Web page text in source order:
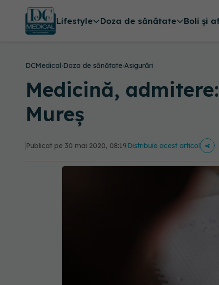
Lifestyle Doza de sănătate Boli și
DCMedical›Doza de sănătate›Asigurări
Medicină,
Mureș
Publicat pe 30 mai 2020, 08:19Distribuie acest articol